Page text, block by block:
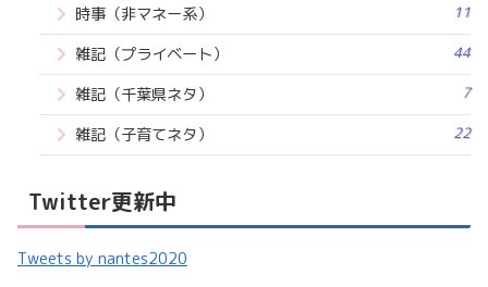
時事（非マネー系） 11
雑記（プライベート） 44
雑記（千葉県ネタ） 7
雑記（子育てネタ） 22
Twitter更新中
Tweets by nantes2020